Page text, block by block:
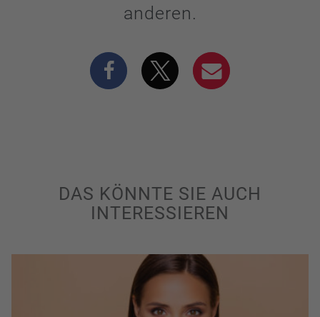
anderen.
DAS KÖNNTE SIE AUCH
INTERESSIEREN